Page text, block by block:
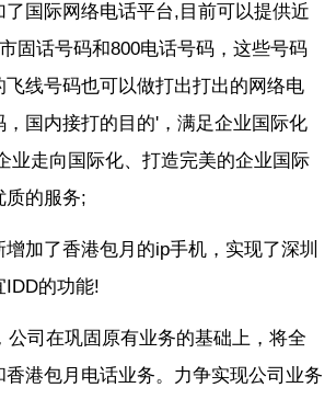
了国际网络电话平台,目前可以提供近
固话号码和800电话号码，这些号码
线号码也可以做打出打出的网络电
国内接打的目的'，满足企业国际化
业走向国际化、打造完美的企业国际
质的服务;
增加了香港包月的ip手机，实现了深圳
IDD的功能!
公司在巩固原有业务的基础上，将全
香港包月电话业务。力争实现公司业务